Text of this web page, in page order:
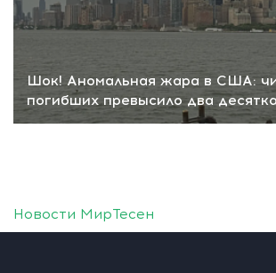
Шок! Аномальная жара в США:
погибших превысило два десятка
Новости МирТесен